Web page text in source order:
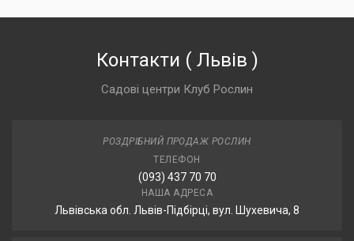
Контакти ( Львів )
Садові центри Клуб Рослин
РОЗДРІБНИЙ ПРОДАЖ РОСЛИН
ТЕЛЕФОН
(093) 437 70 70
НАША АДРЕСА
Львівська обл. Львів-Підбірці, вул. Шухевича, 8